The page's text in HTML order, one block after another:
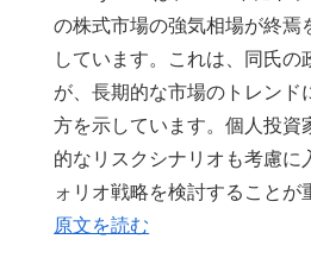
の株式市場の強気相場が終焉
しています。これは、同氏の
が、長期的な市場のトレンド
方を示しています。個人投資
的なリスクシナリオも考慮に
ォリオ戦略を検討することが
原文を読む